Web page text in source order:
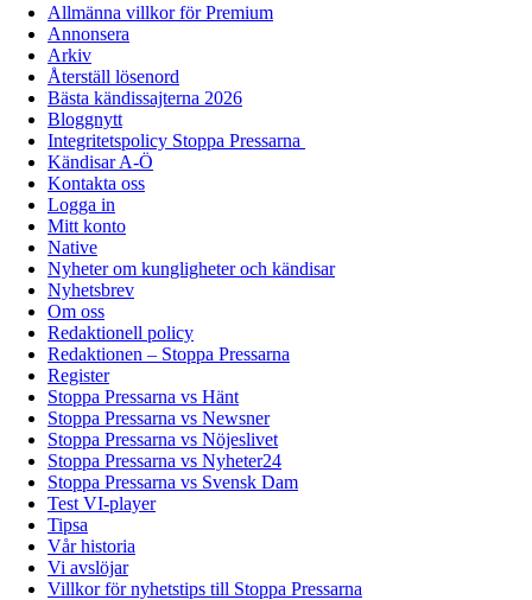
Allmänna villkor för Premium
Annonsera
Arkiv
Återställ lösenord
Bästa kändissajterna 2026
Bloggnytt
Integritetspolicy Stoppa Pressarna
Kändisar A-Ö
Kontakta oss
Logga in
Mitt konto
Native
Nyheter om kungligheter och kändisar
Nyhetsbrev
Om oss
Redaktionell policy
Redaktionen – Stoppa Pressarna
Register
Stoppa Pressarna vs Hänt
Stoppa Pressarna vs Newsner
Stoppa Pressarna vs Nöjeslivet
Stoppa Pressarna vs Nyheter24
Stoppa Pressarna vs Svensk Dam
Test VI-player
Tipsa
Vår historia
Vi avslöjar
Villkor för nyhetstips till Stoppa Pressarna